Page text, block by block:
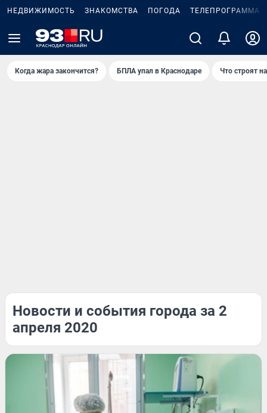
НЕДВИЖИМОСТЬ ЗНАКОМСТВА ПОГОДА ТЕЛЕПРОГРАММА
Когда жара закончится? БПЛА упал в Краснодаре Что строят
Новости и события города за 2
апреля 2020